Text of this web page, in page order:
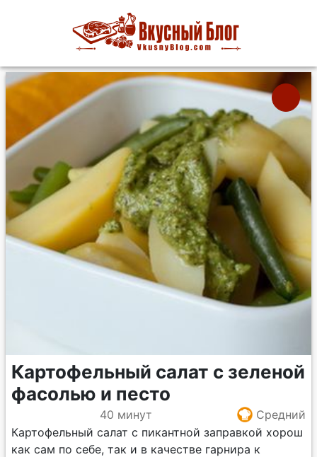
Картофельный салат с зеленой
фасолью и песто
40 минут
Средний
Картофельный салат с пикантной заправкой хорош
как сам по себе, так и в качестве гарнира к